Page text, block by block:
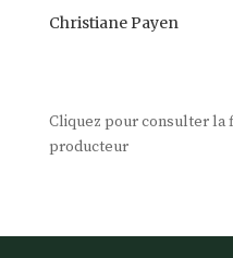
Christiane Payen
Cliquez pour consulter la
producteur